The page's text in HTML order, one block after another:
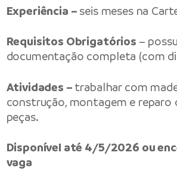
Experiência – seis meses na
Requisitos Obrigatórios –
documentação completa (com
Atividades – trabalhar com
construção, montagem e reparo
peças.
Disponível até 4/5/2026 ou
vaga